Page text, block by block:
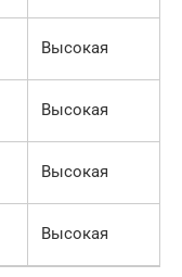
Высокая
Высокая
Высокая
Высокая